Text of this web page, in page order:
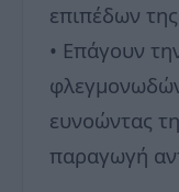
επιπέδων
• Επάγουν
ευνοώντας
παραγωγή